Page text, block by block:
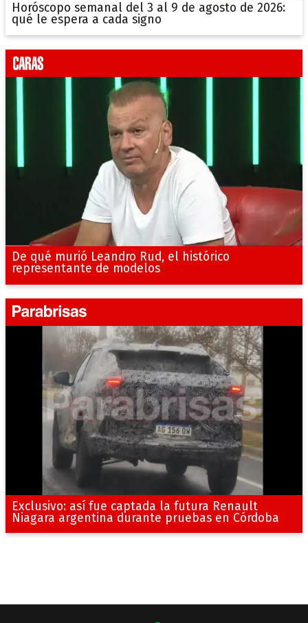
Horóscopo semanal del 3 al 9 de agosto de 2026:
qué le espera a cada signo
De qué murió Leandro Rud, el histórico
representante de modelos
Exclusivo: así fue captada la futura Renault
Niagara argentina durante pruebas en Córdoba